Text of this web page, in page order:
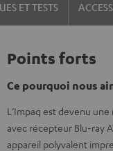
ET TESTS
Points forts
Ce pourquoi nous
L’Impaq est devenu
avec récepteur Blu-ray
appareil polyvalent